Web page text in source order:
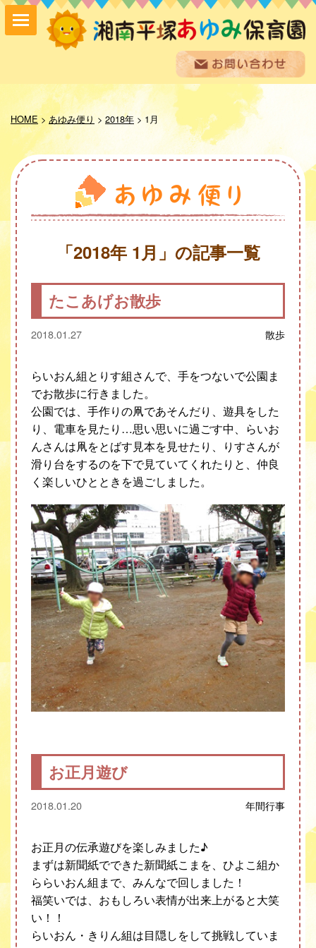
HOME> あゆみ便り > 2018年 >1月
「2018年 1月」の記事一覧
たこあげお散歩
2018.01.27 散歩
らいおん組とりす組さんで、手をつないで公園ま
でお散歩に行きました。
公園では、手作りの凧であそんだり、遊具をした
り、電車を見たり…思い思いに過ごす中、らいお
んさんは凧をとばす見本を見せたり、りすさんが
滑り台をするのを下で見ていてくれたりと、仲良
く楽しいひとときを過ごしました。
お正月遊び
2018.01.20 年間行事
お正月の伝承遊びを楽しみました♪
まずは新聞紙でできた新聞紙こまを、ひよこ組か
ららいおん組まで、みんなで回しました！
福笑いでは、おもしろい表情が出来上がると大笑
い！！
らいおん・きりん組は目隠しをして挑戦していま
保育方針
園の紹介
保育内容
入園案内
採用情報
お問い合わせ
あゆみ便り
給食室だより
あゆみギャラリー
プライバシーポリシー
サイトマップ